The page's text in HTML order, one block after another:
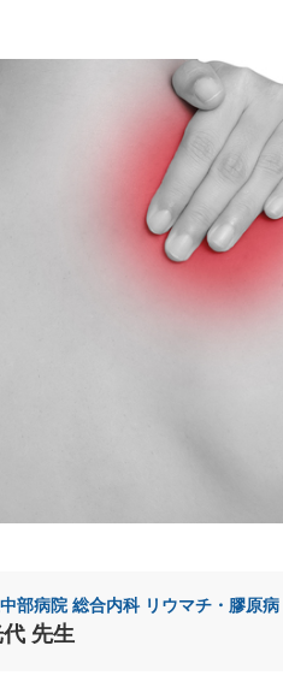
部病院 総合内科 リウマチ・膠原
先生